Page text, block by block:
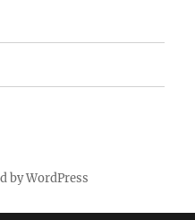
by WordPress